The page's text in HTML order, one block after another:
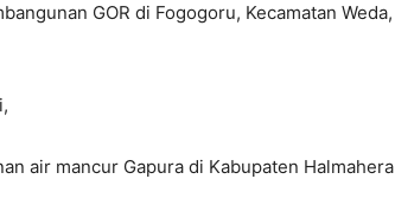
GOR di Fogogoru, Kecamatan Weda,
air mancur Gapura di Kabupaten Halmahera